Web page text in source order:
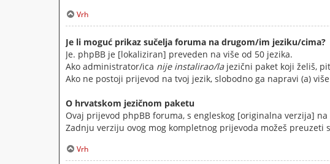
Vrh
Je li moguć prikaz sučelja foruma na drugom/im jeziku/cima?
Je. phpBB je [lokaliziran] preveden na više od 50 jezika.
Ako administrator/ica nije instalirao/lajezični paket koji želiš,
Ako ne postoji prijevod na tvoj jezik, slobodno ga napravi (a)
O hrvatskom jezičnom paketu
Ovaj prijevod phpBB foruma, s engleskog [originalna verzija]
Zadnju verziju ovog mog kompletnog prijevoda možeš preuzeti
Vrh